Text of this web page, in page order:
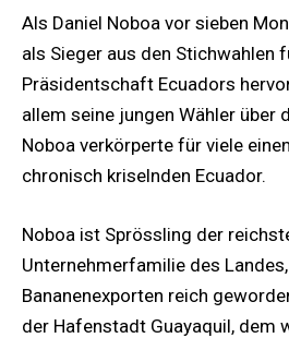
Als Daniel Noboa vor sieben
als Sieger aus den Stichwahlen
Präsidentschaft Ecuadors
allem seine jungen Wähler über
Noboa verkörperte für viele
chronisch kriselnden Ecuador.
Noboa ist Sprössling der
Unternehmerfamilie des
Bananenexporten reich
der Hafenstadt Guayaquil, dem